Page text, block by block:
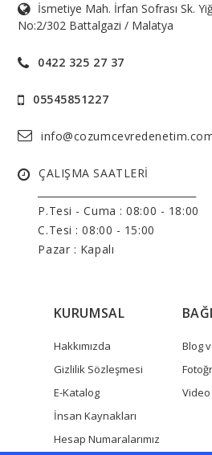
İsmetiye Mah. İrfan Sofrası Sk.
No:2/302 Battalgazi / Malatya
0422 325 27 37
05545851227
ÇALIŞMA SAATLERİ
P.Tesi - Cuma : 08:00 - 18:00
C.Tesi : 08:00 - 15:00
Pazar : Kapalı
KURUMSAL
Hakkımızda
Gizlilik Sözleşmesi
E-Katalog
İnsan Kaynakları
Hesap Numaralarımız
Blog